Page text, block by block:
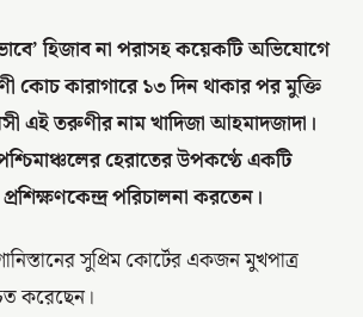
হিজাব না পরাসহ কয়েকটি অভিযোগে
কোচ কারাগারে ১৩ দিন থাকার পর মুক্তি
এই তরুণীর নাম খাদিজা আহমাদজাদা।
হেরাতের উপকণ্ঠে একটি
পরিচালনা করতেন।
সুপ্রিম কোর্টের একজন মুখপাত্র
করেছেন।